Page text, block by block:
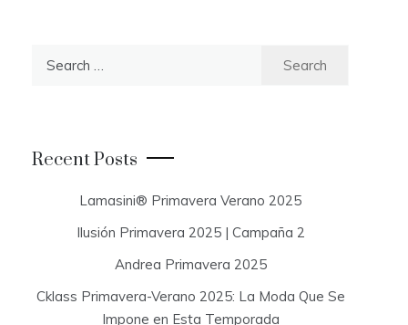
r
:
Recent Posts
Lamasini® Primavera Verano 2025
Ilusión Primavera 2025 | Campaña 2
Andrea Primavera 2025
Cklass Primavera-Verano 2025: La Moda Que Se
Impone en Esta Temporada